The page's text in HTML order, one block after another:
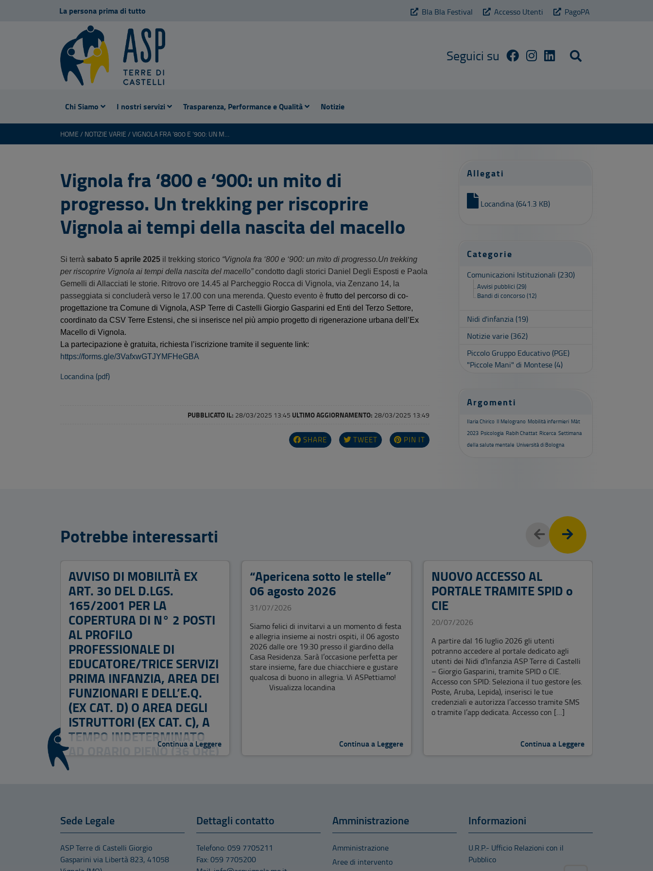
La persona prima di tutto Bla Bla Festival Accesso Utenti PagoPA
Chi Siamo I nostri servizi Trasparenza, Performance e Qualità Notizie
HOME NOTIZIE VARIE
Vignola fra ‘800 e ‘900: un mito di
progresso. Un trekking per riscoprire
Vignola ai tempi della nascita del macello
Si terrà sabato 5 aprile 2025 il trekking storico “Vignola fra ‘800 e ‘900: un mito di progresso.Un trekking
per riscoprire Vignola ai tempi della nascita del macello”condotto dagli storici Daniel Degli Esposti e Paola
Gemelli di Allacciati le storie. Ritrovo ore 14.45 al Parcheggio Rocca di Vignola, via Zenzano 14, la
passeggiata si concluderà verso le 17.00 con una merenda. Questo evento è frutto del percorso di co-
progettazione tra Comune di Vignola, ASP Terre di Castelli Giorgio Gasparini ed Enti del Terzo Settore,
coordinato da CSV Terre Estensi, che si inserisce nel più ampio progetto di rigenerazione urbana dell’Ex
Macello di Vignola.
La partecipazione è gratuita, richiesta l’iscrizione tramite il seguente link:
https://forms.gle/3VafxwGTJYMFHeGBA
Locandina (pdf)
PUBBLICATO IL: 28/03/2025 13:45 ULTIMO AGGIORNAMENTO: 28/03/2025 13:49
SHARE TWEET PIN IT
Allegati
Locandina (641.3 KB)
Categorie
Comunicazioni Istituzionali (230)
Avvisi pubblici (29)
Bandi di concorso(12)
Nidi d'infanzia (19)
Notizie varie (362)
Piccolo Gruppo Educativo (PGE)
"Piccole Mani" di Montese (4)
Argomenti
Ilaria Chirico Il Melograno Mobilità infermieri Màt
2023 Psicologia Rabih Chattat Ricerca Settimana
della salute mentale Università di Bologna
Potrebbe interessarti
AVVISO DI MOBILITÀ EX
ART. 30 DEL D.LGS.
165/2001 PER LA
COPERTURA DI N° 2 POSTI
AL PROFILO
PROFESSIONALE DI
EDUCATORE/TRICE SERVIZI
PRIMA INFANZIA, AREA DEI
FUNZIONARI E DELL’E.Q.
(EX CAT. D) O AREA DEGLI
ISTRUTTORI (EX CAT. C), A
TEMPO INDETERMINATO
AD ORARIO PIENO (36 ORE)
CCNL FUNZIONI LOCALI
TERRE DI CASTELLI GIORGIO
GASPARINI, MEDIANTE
PASSAGGIO DIRETTO DI
Continua a Leggere
“Apericena sotto le stelle”
06 agosto 2026
31/07/2026
Siamo felici di invitarvi a un momento di festa
e allegria insieme ai nostri ospiti, il 06 agosto
2026 dalle ore 19:30 presso il giardino della
Casa Residenza. Sarà l’occasione perfetta per
stare insieme, fare due chiacchiere e gustare
qualcosa di buono in allegria. Vi ASPettiamo!
Visualizza locandina
Continua a Leggere
NUOVO ACCESSO AL
PORTALE TRAMITE SPID o
CIE
20/07/2026
A partire dal 16 luglio 2026 gli utenti
potranno accedere al portale dedicato agli
utenti dei Nidi d’Infanzia ASP Terre di Castelli
– Giorgio Gasparini, tramite SPID o CIE.
Accesso con SPID: Seleziona il tuo gestore (es.
Poste, Aruba, Lepida), inserisci le tue
credenziali e autorizza l’accesso tramite SMS
o tramite l’app dedicata. Accesso con […]
Continua a Leggere
Sede Legale
ASP Terre di Castelli Giorgio
Gasparini via Libertà 823, 41058
Dettagli contatto
Telefono: 059 7705211
Fax: 059 7705200
Amministrazione
Amministrazione
Aree di intervento
Informazioni
U.R.P.- Ufficio Relazioni con il
Pubblico